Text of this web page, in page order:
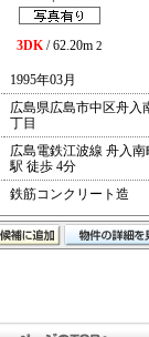
3DK/ 62.20m 2
1995年03月
広島県広島市中区舟入
丁目
広島電鉄江波線 舟入南
駅 徒歩 4分
鉄筋コンクリート造